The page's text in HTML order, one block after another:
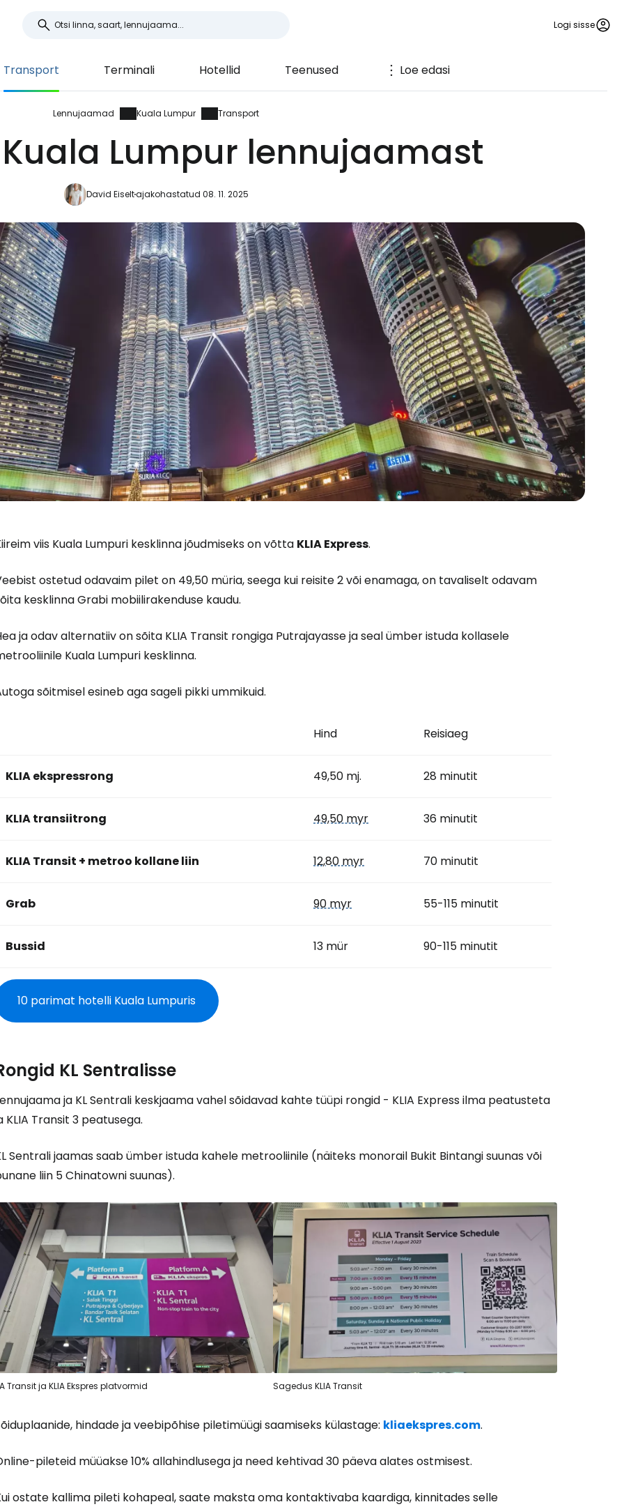
Logi sisse
Transport Terminali Hotellid Teenused Loe edasi
Lennujaamad Kuala Lumpur Transport
Lumpur lennujaamast
David Eiseltajakohastatud 08. 11. 2025
viis Kuala Lumpuri kesklinna jõudmiseks on võtta KLIA Express.
ostetud odavaim pilet on 49,50 müria, seega kui reisite 2 või enamaga, on tavaliselt odavam
kesklinna Grabi mobiilirakenduse kaudu.
ja odav alternatiiv on sõita KLIA Transit rongiga Putrajayasse ja seal ümber istuda kollasele
Kuala Lumpuri kesklinna.
sõitmisel esineb aga sageli pikki ummikuid.
Hind Reisiaeg
KLIA ekspressrong 49,50 mj. 28 minutit
KLIA transiitrong 49,50 myr 36 minutit
KLIA Transit + metroo kollane liin 12,80 myr 70 minutit
Grab 90 myr 55-115 minutit
Bussid 13 mür 90-115 minutit
10 parimat hotelli Kuala Lumpuris
KL Sentralisse
ja KL Sentrali keskjaama vahel sõidavad kahte tüüpi rongid - KLIA Express ilma peatusteta
KLIA Transit 3 peatusega.
Sentrali jaamas saab ümber istuda kahele metrooliinile (näiteks monorail Bukit Bintangi suunas või
liin 5 Chinatowni suunas).
Transit ja KLIA Ekspres platvormid Sagedus KLIA Transit
hindade ja veebipõhise piletimüügi saamiseks külastage: kliaekspres.com.
pileteid müüakse 10% allahindlusega ja need kehtivad 30 päeva alates ostmisest.
ostate kallima pileti kohapeal, saate maksta oma kontaktivaba kaardiga, kinnitades selle
Logi sisse Cestee'sse
... ülemaailmne reisikogukond
Jätka Facebookiga